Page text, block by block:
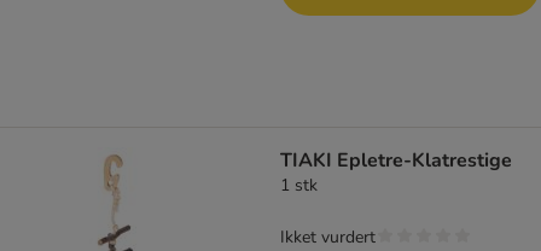
TIAKI Epletre-Klatrestige
1 stk
Ikket vurdert